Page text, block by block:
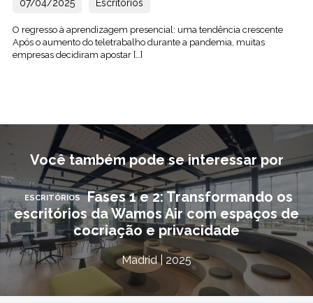
07/04/2025 Escritórios
O regresso à aprendizagem presencial: uma tendência crescente
Após o aumento do teletrabalho durante a pandemia, muitas
empresas decidiram apostar […]
Você também pode se interessar por
ESCRITÓRIOS Fases 1 e 2: Transformando os
escritórios da Wamos Air com espaços de
cocriação e privacidade
Madrid | 2025